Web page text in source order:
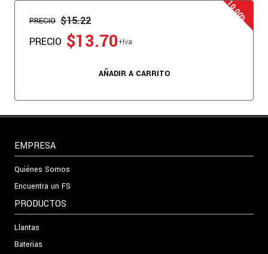
PRECIO $15.22
PRECIO $13.70+Iva
AÑADIR A CARRITO
EMPRESA
Quiénes Somos
Encuentra un FS
PRODUCTOS
Llantas
Baterias